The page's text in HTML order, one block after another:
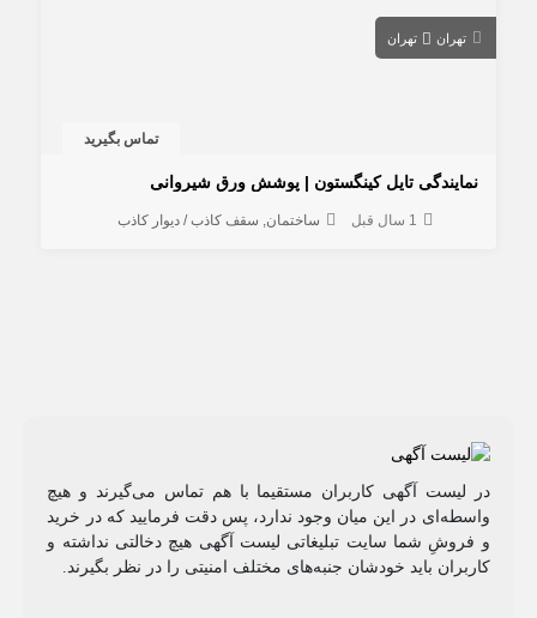
تهران تهران
تماس بگیرید
نمایندگی تایل کینگستون | پوشش ورق شیروانی
1 سال قبل ساختمان سقف کاذب / دیوار کاذب
در لیست آگهی کاربران مستقیما با هم تماس می‌گیرند و هیچ
واسطه‌ای در این میان وجود ندارد، پس دقت فرمایید که در خرید
و فروشِ شما سایت تبلیغاتی لیست آگهی هیچ دخالتی نداشته و
کاربران باید خودشان جنبه‌های مختلف امنیتی را در نظر بگیرند.